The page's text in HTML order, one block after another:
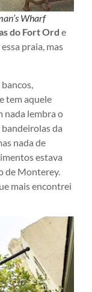
Wharf
do Fort Ord e
praia, mas
tem aquele
nada lembra o
da
nada de
estava
de Monterey.
mais encontrei